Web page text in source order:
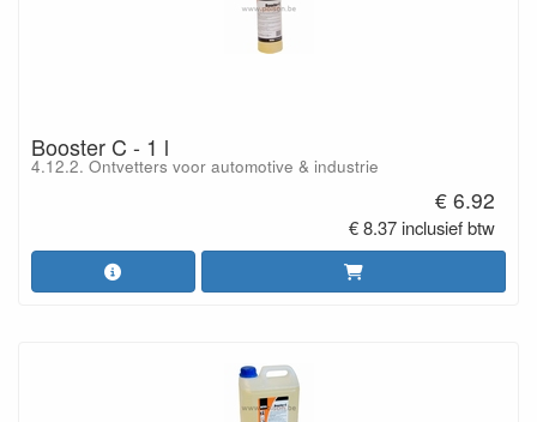
Booster C - 1 l
4.12.2. Ontvetters voor automotive & industrie
€ 6.92
€ 8.37 inclusief btw